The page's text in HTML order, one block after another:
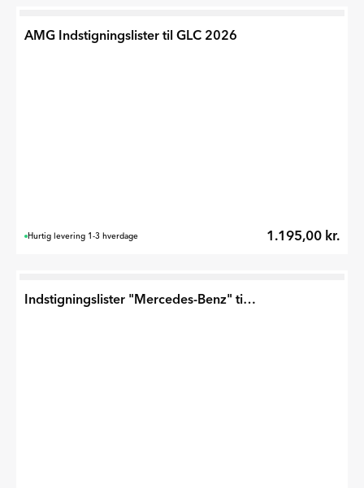
AMG Indstigningslister til GLC 2026
Hurtig levering 1-3 hverdage 1.195,00 kr.
Indstigningslister "Mercedes-Benz" til GLC 2026